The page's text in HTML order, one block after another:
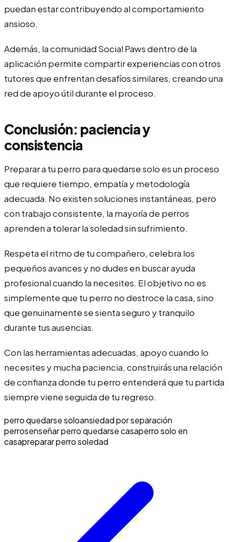
puedan estar contribuyendo al comportamiento
ansioso.
Además, la comunidad Social Paws dentro de la
aplicación permite compartir experiencias con otros
tutores que enfrentan desafíos similares, creando una
red de apoyo útil durante el proceso.
Conclusión: paciencia y
consistencia
Preparar a tu perro para quedarse solo es un proceso
que requiere tiempo, empatía y metodología
adecuada. No existen soluciones instantáneas, pero
con trabajo consistente, la mayoría de perros
aprenden a tolerar la soledad sin sufrimiento.
Respeta el ritmo de tu compañero, celebra los
pequeños avances y no dudes en buscar ayuda
profesional cuando la necesites. El objetivo no es
simplemente que tu perro no destroce la casa, sino
que genuinamente se sienta seguro y tranquilo
durante tus ausencias.
Con las herramientas adecuadas, apoyo cuando lo
necesites y mucha paciencia, construirás una relación
de confianza donde tu perro entenderá que tu partida
siempre viene seguida de tu regreso.
perro quedarse soloansiedad por separación
perrosenseñar perro quedarse casaperro solo en
casapreparar perro soledad